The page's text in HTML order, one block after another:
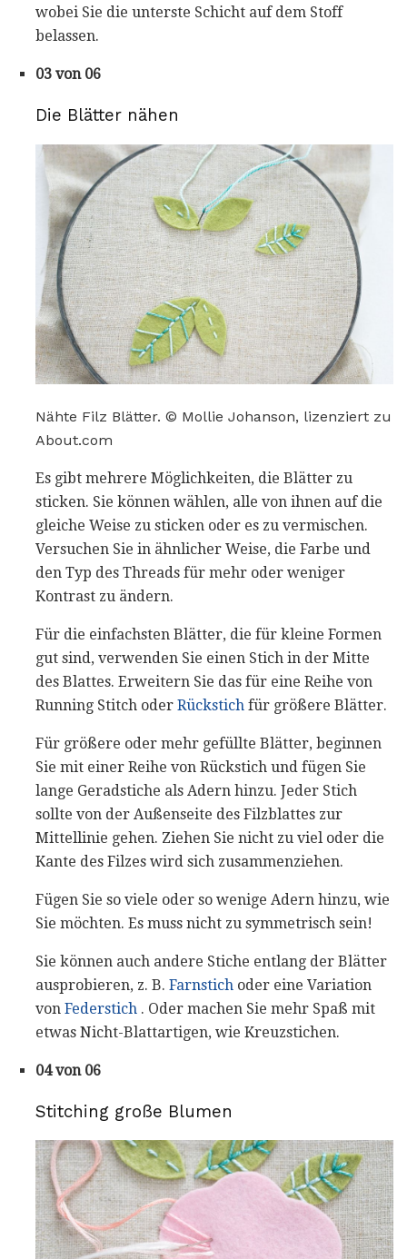
wobei Sie die unterste Schicht auf dem Stoff
belassen.
03 von 06
Die Blätter nähen
Nähte Filz Blätter. © Mollie Johanson, lizenziert zu
About.com
Es gibt mehrere Möglichkeiten, die Blätter zu
sticken. Sie können wählen, alle von ihnen auf die
gleiche Weise zu sticken oder es zu vermischen.
Versuchen Sie in ähnlicher Weise, die Farbe und
den Typ des Threads für mehr oder weniger
Kontrast zu ändern.
Für die einfachsten Blätter, die für kleine Formen
gut sind, verwenden Sie einen Stich in der Mitte
des Blattes. Erweitern Sie das für eine Reihe von
Running Stitch oder Rückstich für größere Blätter.
Für größere oder mehr gefüllte Blätter, beginnen
Sie mit einer Reihe von Rückstich und fügen Sie
lange Geradstiche als Adern hinzu. Jeder Stich
sollte von der Außenseite des Filzblattes zur
Mittellinie gehen. Ziehen Sie nicht zu viel oder die
Kante des Filzes wird sich zusammenziehen.
Fügen Sie so viele oder so wenige Adern hinzu, wie
Sie möchten. Es muss nicht zu symmetrisch sein!
Sie können auch andere Stiche entlang der Blätter
ausprobieren, z. B. Farnstich oder eine Variation
von Federstich . Oder machen Sie mehr Spaß mit
etwas Nicht-Blattartigen, wie Kreuzstichen.
04 von 06
Stitching große Blumen